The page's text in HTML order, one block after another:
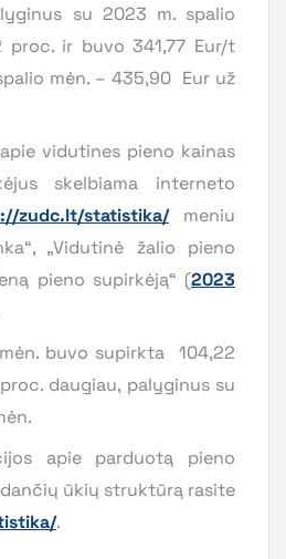
su 2023 m. spalio
proc. ir buvo 341,77 Eur/t
mėn. – 435,90 Eur už
vidutines pieno kainas
skelbiama interneto
zudc.lt/statistika/meniu
„Vidutinė žalio pieno
pieno supirkėją“ (2023
buvo supirkta 104,22
daugiau, palyginus su
apie parduotą pieno
ūkių struktūrą rasite
.